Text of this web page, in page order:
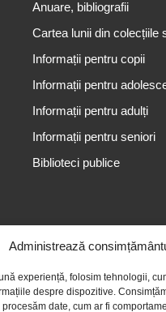
Administrează
experiență, folosim tehnologii,
despre dispozitive.
date, cum ar fi
Anuare, bibliografii
Cartea lunii din colecțiile
Informații pentru copii
Informații pentru
Informații pentru adulți
Informații pentru seniori
Biblioteci publice